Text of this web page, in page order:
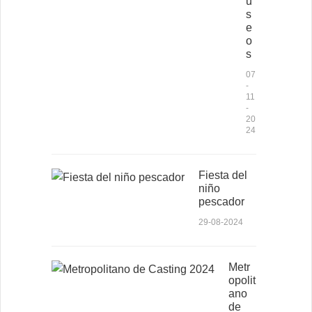
s
e
o
s
07
-
11
-
20
24
Fiesta del
niño
pescador
29-08-2024
Metr
opolit
ano
de